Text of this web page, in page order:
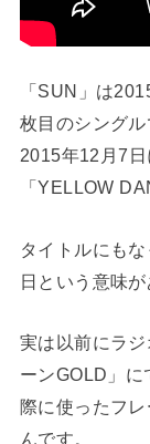
「SUN」は
枚目のシングル
2015年12月7
「YELLOW
タイトルにも
日という意味が
実は以前にラ
ーンGOLD」に
際に使ったフ
んです。